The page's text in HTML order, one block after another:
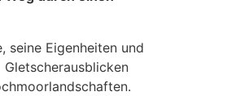
seine Eigenheiten und